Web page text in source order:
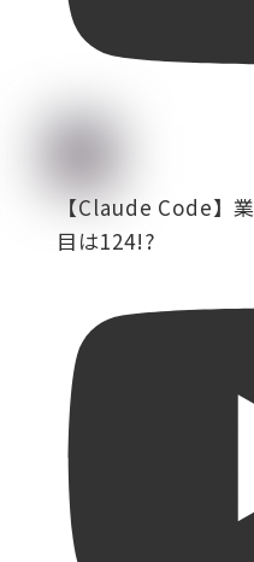
【Claude Code】
目は124!?